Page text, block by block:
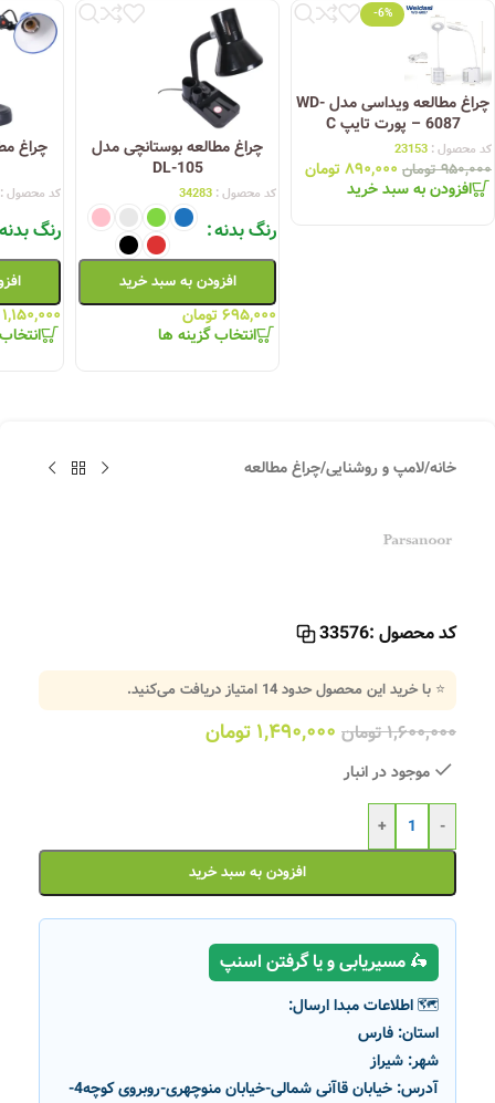
-6%
چراغ مطالعه ویداسی مدل WD-
6087 – پورت تایپ C
کد محصول : 23153
۹۵۰,۰۰۰ تومان ۸۹۰,۰۰۰تومان
افزودن به سبد خرید
چراغ مطالعه بوستانچی مدل
DL-105
کد محصول : 34283
رنگ بدنه
افزودن به سبد خرید
۶۹۵,۰۰۰تومان
انتخاب گزینه ها
چراغ
کد محصول
رنگ بدنه
۱,۱۵۰,۰۰۰
خانه/لامپ و روشنایی/چراغ مطالعه
کد محصول :33576
⭐ با خرید این محصول حدود14 امتیاز دریافت می‌کنید.
۱,۶۰۰,۰۰۰تومان ۱,۴۹۰,۰۰۰ تومان
موجود در انبار
-
+
افزودن به سبد خرید
🛵 مسیریابی و یا گرفتن اسنپ
🗺️ اطلاعات مبدا ارسال:
استان: فارس
شهر: شیراز
آدرس:
خیابان قاآنی شمالی-خیابان منوچهری-روبروی کوچه4-